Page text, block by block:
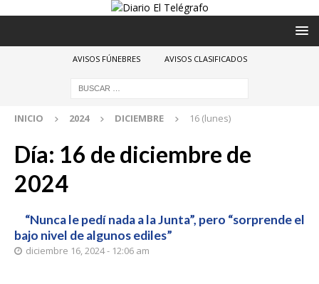
AVISOS FÚNEBRES AVISOS CLASIFICADOS
INICIO 2024 DICIEMBRE 16 (lunes)
Día: 16 de diciembre de
2024
“Nunca le pedí nada a la Junta”, pero “sorprende el
bajo nivel de algunos ediles”
diciembre 16, 2024 - 12:06 am